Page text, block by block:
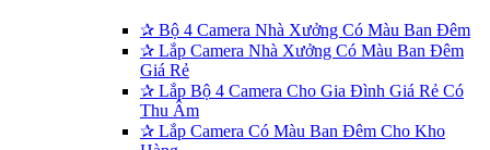
✰ Bộ 4 Camera Nhà Xưởng Có Màu Ban Đêm
✰ Lắp Camera Nhà Xưởng Có Màu Ban Đêm
Giá Rẻ
✰ Lắp Bộ 4 Camera Cho Gia Đình Giá Rẻ Có
Thu Âm
✰ Lắp Camera Có Màu Ban Đêm Cho Kho